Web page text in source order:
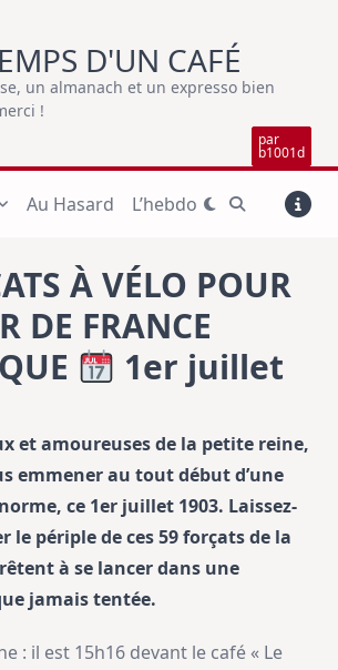
D'UN CAFÉ
un almanach et un expresso bien
!
par
b1001d
Au Hasard L’hebdo
À VÉLO POUR
DE FRANCE
1er juillet
et amoureuses de la petite reine,
emmener au tout début d’une
ce 1er juillet 1903. Laissez-
le périple de ces 59 forçats de la
à se lancer dans une
jamais tentée.
: il est 15h16 devant le café « Le